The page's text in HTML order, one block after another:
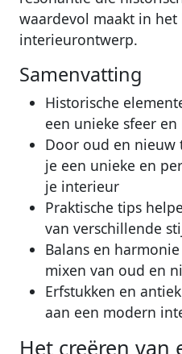
waardevol maakt in het
interieurontwerp.
Samenvatting
Historische
een unieke sfeer
Door oud en nieuw
je een unieke en
je interieur
Praktische tips
van verschillende
Balans en
mixen van oud en
Erfstukken en
aan een modern
Het creëren van